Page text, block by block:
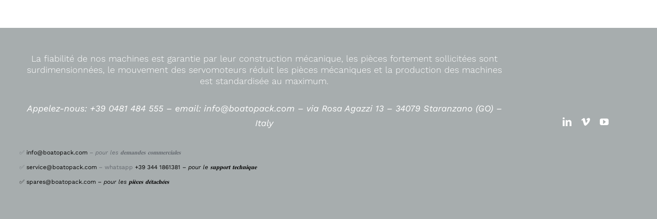
La fiabilité de nos machines est garantie par leur construction mécanique, les pièces fortement sollicitées sont
surdimensionnées, le mouvement des servomoteurs réduit les pièces mécaniques et la production des machines
est standardisée au maximum.
Appelez-nous: +39 0481 484 555 – email: info@boatopack.com – via Rosa Agazzi 13 – 34079 Staranzano (GO) –
Italy
✅ info@boatopack.com– pour les 𝐝𝐞𝐦𝐚𝐧𝐝𝐞𝐬 𝐜𝐨𝐦𝐦𝐞𝐫𝐜𝐢𝐚𝐥𝐞𝐬
✅ service@boatopack.com– whatsapp +39 344 1861381 – pour le 𝐬𝐮𝐩𝐩𝐨𝐫𝐭 𝐭𝐞𝐜𝐡𝐧𝐢𝐪𝐮𝐞
✅ spares@boatopack.com– pour les 𝐩𝐢𝐞̀𝐜𝐞𝐬 𝐝𝐞́𝐭𝐚𝐜𝐡𝐞́𝐞𝐬